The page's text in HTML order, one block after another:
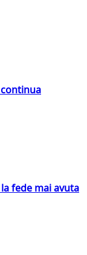
fede mai avuta